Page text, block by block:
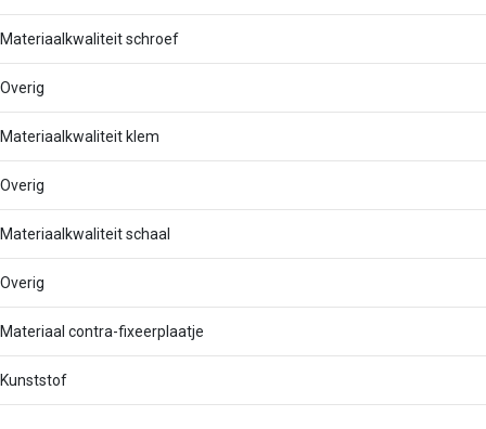
Materiaalkwaliteit schroef
Overig
Materiaalkwaliteit klem
Overig
Materiaalkwaliteit schaal
Overig
Materiaal contra-fixeerplaatje
Kunststof